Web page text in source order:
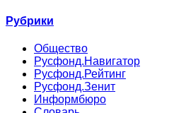
Рубрики
Общество
Русфонд.Навигатор
Русфонд.Рейтинг
Русфонд.Зенит
Информбюро